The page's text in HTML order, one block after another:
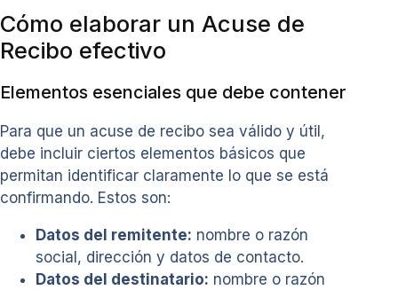
Cómo elaborar un Acuse de
Recibo efectivo
Elementos esenciales que debe contener
Para que un acuse de recibo sea válido y útil,
debe incluir ciertos elementos básicos que
permitan identificar claramente lo que se está
confirmando. Estos son:
Datos del remitente: nombre o razón
social, dirección y datos de contacto.
Datos del destinatario: nombre o razón